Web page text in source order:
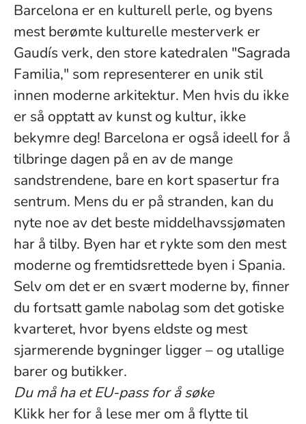
Barcelona er en kulturell perle, og byens
mest berømte kulturelle mesterverk er
Gaudís verk, den store katedralen "Sagrada
Familia," som representerer en unik stil
innen moderne arkitektur. Men hvis du ikke
er så opptatt av kunst og kultur, ikke
bekymre deg! Barcelona er også ideell for å
tilbringe dagen på en av de mange
sandstrendene, bare en kort spasertur fra
sentrum. Mens du er på stranden, kan du
nyte noe av det beste middelhavssjømaten
har å tilby. Byen har et rykte som den mest
moderne og fremtidsrettede byen i Spania.
Selv om det er en svært moderne by, finner
du fortsatt gamle nabolag som det gotiske
kvarteret, hvor byens eldste og mest
sjarmerende bygninger ligger – og utallige
barer og butikker.
Du må ha et EU-pass for å søke
Klikk her for å lese mer om å flytte til